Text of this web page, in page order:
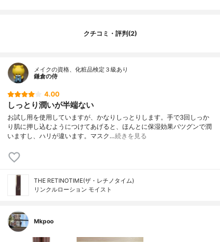
クチコミ・評判(2)
メイクの資格、化粧品検定３級あり
鎌倉の侍
4.00
しっとり潤いが半端ない
お試し用を使用していますが、かなりしっとりします。手で3回しっか
り肌に押し込むようにつけてあげると、ほんとに保湿効果バツグンで潤
いますし、ハリが違います。マスク…続きを見る
THE RETINOTIME(ザ・レチノタイム)
リンクルローション モイスト
Mkpoo